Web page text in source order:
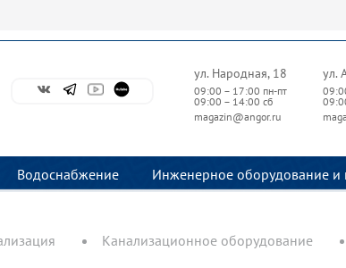
ул. Народная, 18
09:00 – 17:00 пн-пт
09:00 – 14:00 сб
magazin@angor.ru
ул.
Водоснабжение Инженерное оборудование и
Канализационное оборудование